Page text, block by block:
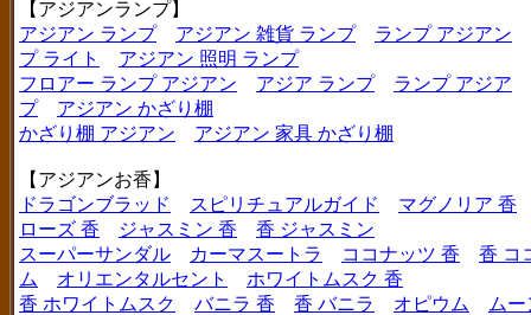
【アジアンランプ】
アジアン ランプ
アジアン 雑貨 ランプ
ランプ アジアン
プ ライト
アジアン 照明 ランプ
フロアー ランプ アジアン
アジア ランプ
ランプ アジア
プ
アジアン かざり棚
かざり棚 アジアン
アジアン 家具 かざり棚
【アジアンお香】
ドラゴンブラッド
スピリチュアルガイド
マグノリア 香
ローズ 香
ジャスミン 香
香 ジャスミン
スーパーサンダル
カーマスートラ ココナッツ 香
香 コ
ム
オリエンタルセント
ホワイトムスク 香
香 ホワイトムスク
バニラ 香 香 バニラ オピウム
ムー